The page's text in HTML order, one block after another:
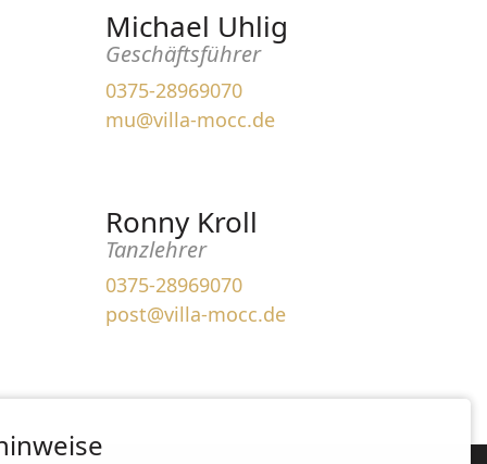
Michael Uhlig
Geschäftsführer
0375-28969070
mu@villa-mocc.de
Ronny Kroll
Tanzlehrer
0375-28969070
post@villa-mocc.de